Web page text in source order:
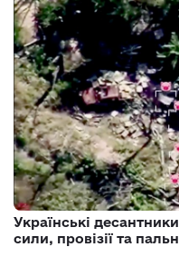
Українські
сили, провізії та